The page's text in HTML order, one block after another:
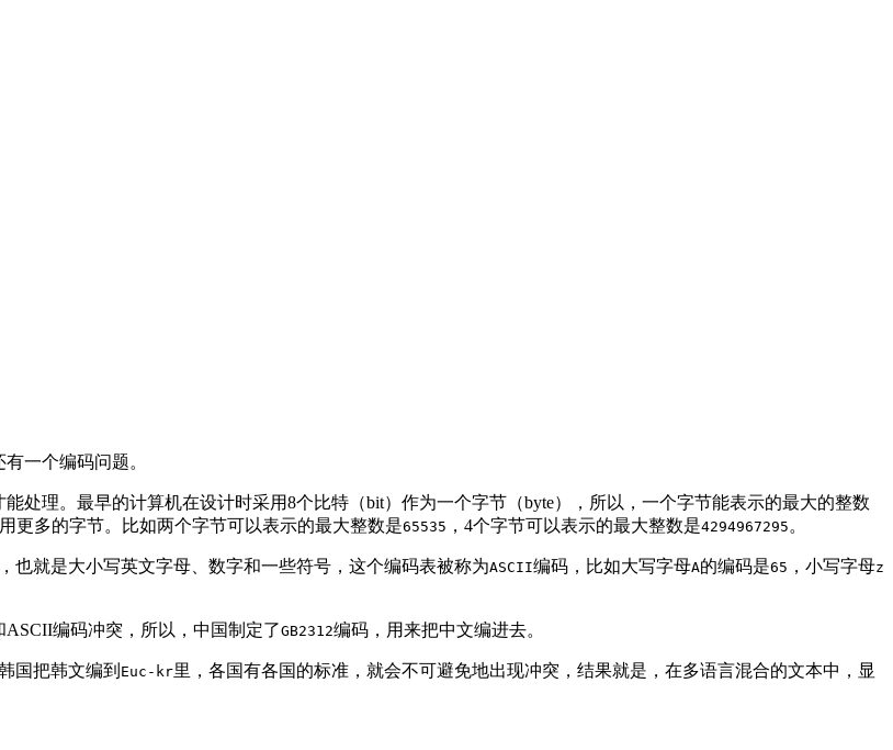
一个编码问题。
处理。最早的计算机在设计时采用8个比特（bit）作为一个字节（byte），所以，一个字节能表示的最大的整数
更多的字节。比如两个字节可以表示的最大整数是65535 ，4个字节可以表示的最大整数是4294967295 。
也就是大小写英文字母、数字和一些符号，这个编码表被称为ASCII编码，比如大写字母A的编码是65 ，小写字母z
编码冲突，所以，中国制定了GB2312编码，用来把中文编进去。
国把韩文编到 Euc-kr里，各国有各国的标准，就会不可避免地出现冲突，结果就是，在多语言混合的文本中，显